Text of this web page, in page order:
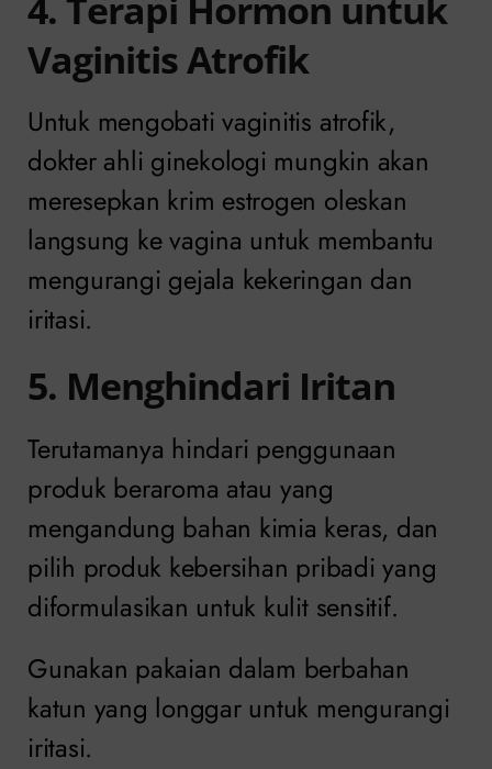
Vaginitis Atrofik
Untuk mengobati vaginitis atrofik,
dokter ahli ginekologi mungkin akan
meresepkan krim estrogen oleskan
langsung ke vagina untuk membantu
mengurangi gejala kekeringan dan
iritasi.
5. Menghindari Iritan
Terutamanya hindari penggunaan
produk beraroma atau yang
mengandung bahan kimia keras, dan
pilih produk kebersihan pribadi yang
diformulasikan untuk kulit sensitif.
Gunakan pakaian dalam berbahan
katun yang longgar untuk mengurangi
iritasi.